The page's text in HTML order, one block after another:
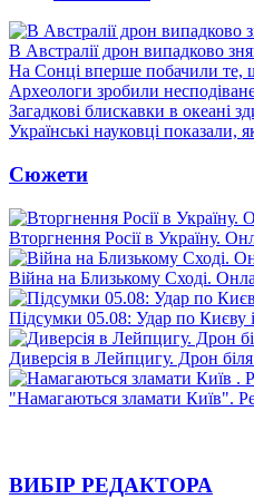
В Австралії дрон випадково
На Сонці вперше побачили те,
Археологи зробили
Загадкові блискавки в океані
Українські науковці
Сюжети
Вторгнення Росії в Україну.
Війна на Близькому Сході.
Підсумки 05.08: Удар по Києву
Диверсія в Лейпцигу. Дрон біля
"Намагаються зламати Київ".
ВИБІР РЕДАКТОРА